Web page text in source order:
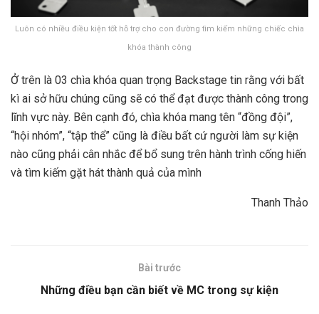
Luôn có nhiều điều kiện tốt hỗ trợ cho con đường tìm kiếm những chiếc chìa
khóa thành công
Ở trên là 03 chìa khóa quan trọng Backstage tin rằng với bất
kì ai sở hữu chúng cũng sẽ có thể đạt được thành công trong
lĩnh vực này. Bên cạnh đó, chìa khóa mang tên “đồng đội”,
“hội nhóm”, “tập thể” cũng là điều bất cứ người làm sự kiện
nào cũng phải cân nhắc để bổ sung trên hành trình cống hiến
và tìm kiếm gặt hát thành quả của mình
Thanh Thảo
Bài trước
Những điều bạn cần biết về MC trong sự kiện